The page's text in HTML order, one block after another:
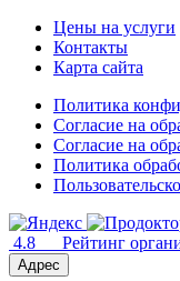
Цены на услуги
Контакты
Карта сайта
Политика
Согласие на
Согласие на
Политика
4.8 Рейтинг
Адрес